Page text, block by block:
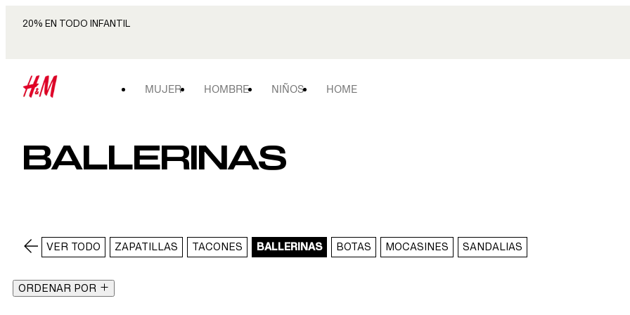
20% EN TODO INFANTIL
MUJER HOMBRE NIÑOS HOME
BALLERINAS
VER TODO ZAPATILLAS TACONES BALLERINAS BOTAS MOCASINES SANDALIAS
ORDENAR POR